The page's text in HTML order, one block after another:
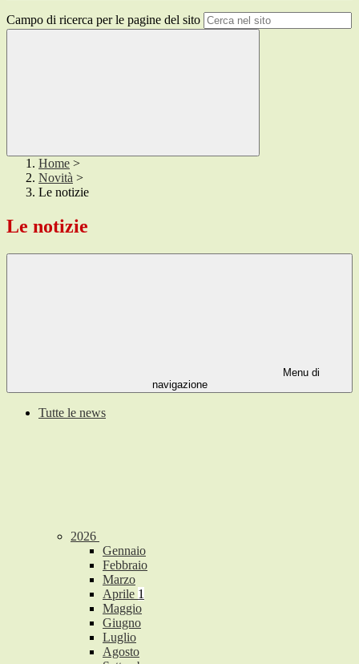
Campo di ricerca per le pagine del sito
Home >
Novità >
Le notizie
Le notizie
Menu di
navigazione
Tutte le news
2026
Gennaio
Febbraio
Marzo
Aprile 1
Maggio
Giugno
Luglio
Agosto